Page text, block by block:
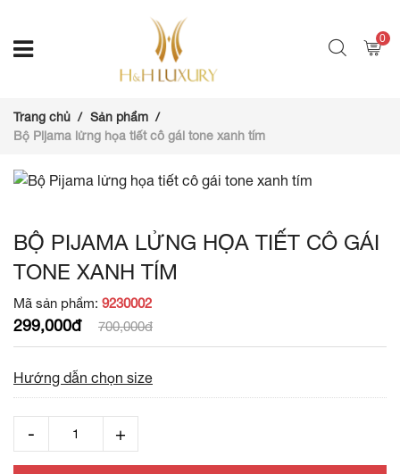
0
Trang chủ
Sản phẩm
Bộ Pijama lửng họa tiết cô gái tone xanh tím
BỘ PIJAMA LỬNG HỌA TIẾT CÔ GÁI
TONE XANH TÍM
Mã sản phẩm: 9230002
299,000đ 700,000đ
Hướng dẫn chọn size